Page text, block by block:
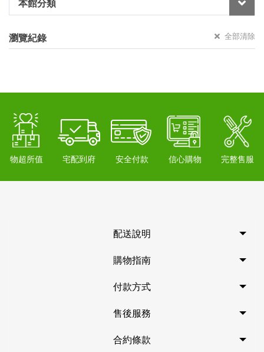
本館分類
瀏覽紀錄 全部清除
物超所值 宅配到府 安全付款 信心購物 完整售服
配送說明
購物指南
付款方式
售後服務
合約條款